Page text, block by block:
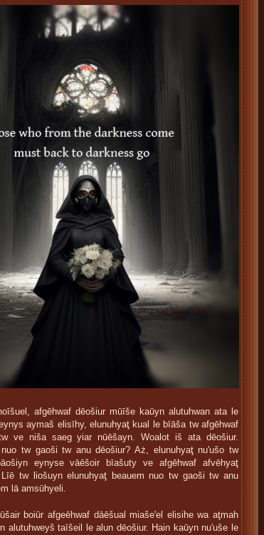
afgēhwaf dēošiur mūīše kaūyn alutuhwan ata le
aymaš elisīhy, elunuhyaţ kual le bīāša tw afgēhwaf
ve niša saeg yiar nūēšayn. Woalot iš ata dēošiur.
tw gaoši tw anu dēošiur? Aż, elunuhyaţ nu'ušo tw
eynyse vāēšoir bīašuty ve afgēhwaf afvēhyaţ
tw liošuyn elunuhyaţ beauem nuo tw gaoši tw anu
lā amsūhyeli.
boiūr afgeēhwaf dāēšual miaše'el elisihe wa aţmah
alutuhweyš taīšeil le alun dēošiur. Hain kaūyn nu'uše le